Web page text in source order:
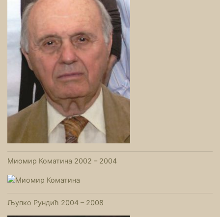
Миомир Коматина 2002 – 2004
Љупко Рундић 2004 – 2008